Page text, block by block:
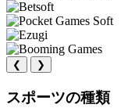
❮ ❯
スポーツの種類